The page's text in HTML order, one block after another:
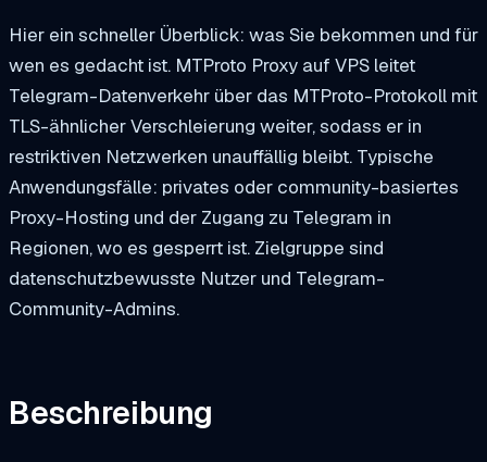
Hier ein schneller Überblick: was Sie bekommen und für
wen es gedacht ist. MTProto Proxy auf VPS leitet
Telegram-Datenverkehr über das MTProto-Protokoll mit
TLS-ähnlicher Verschleierung weiter, sodass er in
restriktiven Netzwerken unauffällig bleibt. Typische
Anwendungsfälle: privates oder community-basiertes
Proxy-Hosting und der Zugang zu Telegram in
Regionen, wo es gesperrt ist. Zielgruppe sind
datenschutzbewusste Nutzer und Telegram-
Community-Admins.
Beschreibung